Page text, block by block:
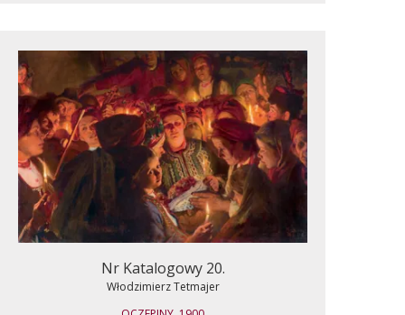
Nr Katalogowy 20.
Włodzimierz Tetmajer